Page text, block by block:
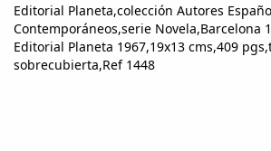
Editorial Planeta,colección Autores
Contemporáneos,serie Novela,Barcelona
Editorial Planeta 1967,19x13 cms,409
sobrecubierta,Ref 1448